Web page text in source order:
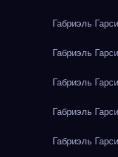
Габриэль
Габриэль
Габриэль
Габриэль
Габриэль